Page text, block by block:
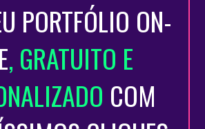
PORTFÓLIO ON-
, GRATUITO E
COM